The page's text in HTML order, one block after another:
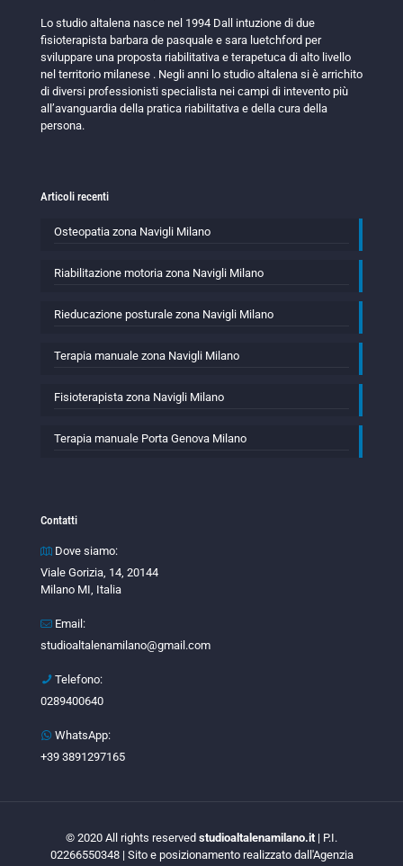
Lo studio altalena nasce nel 1994 Dall intuzione di due
fisioterapista barbara de pasquale e sara luetchford per
sviluppare una proposta riabilitativa e terapetuca di alto livello
nel territorio milanese . Negli anni lo studio altalena si è arrichito
di diversi professionisti specialista nei campi di intevento più
all’avanguardia della pratica riabilitativa e della cura della
persona.
Articoli recenti
Osteopatia zona Navigli Milano
Riabilitazione motoria zona Navigli Milano
Rieducazione posturale zona Navigli Milano
Terapia manuale zona Navigli Milano
Fisioterapista zona Navigli Milano
Terapia manuale Porta Genova Milano
Contatti
Dove siamo:
Viale Gorizia, 14, 20144
Milano MI, Italia
Email:
studioaltalenamilano@gmail.com
Telefono:
0289400640
WhatsApp:
+39 3891297165
© 2020 All rights reserved studioaltalenamilano.it | P.I.
02266550348 | Sito e posizionamento realizzato dall'Agenzia